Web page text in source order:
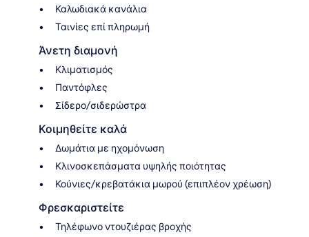
Καλωδιακά κανάλια
Ταινίες επί πληρωμή
Άνετη διαμονή
Κλιματισμός
Παντόφλες
Σίδερο/σιδερώστρα
Κοιμηθείτε καλά
Δωμάτια με ηχομόνωση
Κλινοσκεπάσματα υψηλής ποιότητας
Κούνιες/κρεβατάκια μωρού (επιπλέον χρέωση)
Φρεσκαριστείτε
Τηλέφωνο ντουζιέρας βροχής